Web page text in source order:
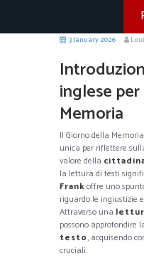
3 January 2026
inglese
Memoria
Il Giorno della
unica per riflettere
valore della
la lettura di testi
Frankoffre uno
riguardo le ingiustizie
Attraverso una
possono approfondire
testo, acquisendo
cruciali.